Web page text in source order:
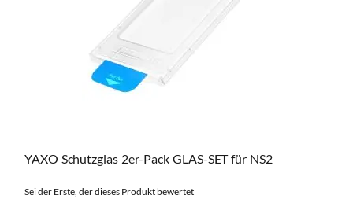
YAXO Schutzglas 2er-Pack GLAS-SET für NS2
Sei der Erste, der dieses Produkt bewertet